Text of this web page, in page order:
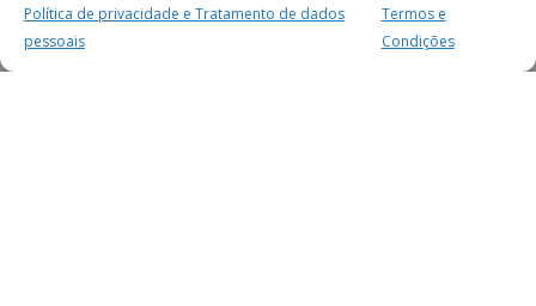
Política de privacidade e Tratamento de dados
pessoais
Termos e
Condições